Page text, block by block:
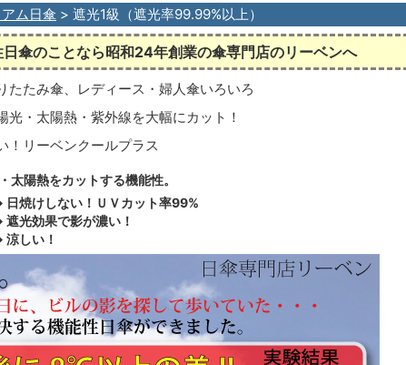
ム日傘 > 遮光1級（遮光率99.99%以上）
傘のことなら昭和24年創業の傘専門店のリーベンへ
たみ傘、レディース・婦人傘いろいろ
・太陽熱・紫外線を大幅にカット！
！リーベンクールプラス
太陽熱をカットする機能性。
焼けしない！ＵＶカット率99%
光効果で影が濃い！
しい！